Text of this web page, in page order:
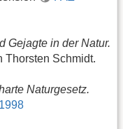
Gejagte in der Natur.
Thorsten Schmidt.
Naturgesetz.